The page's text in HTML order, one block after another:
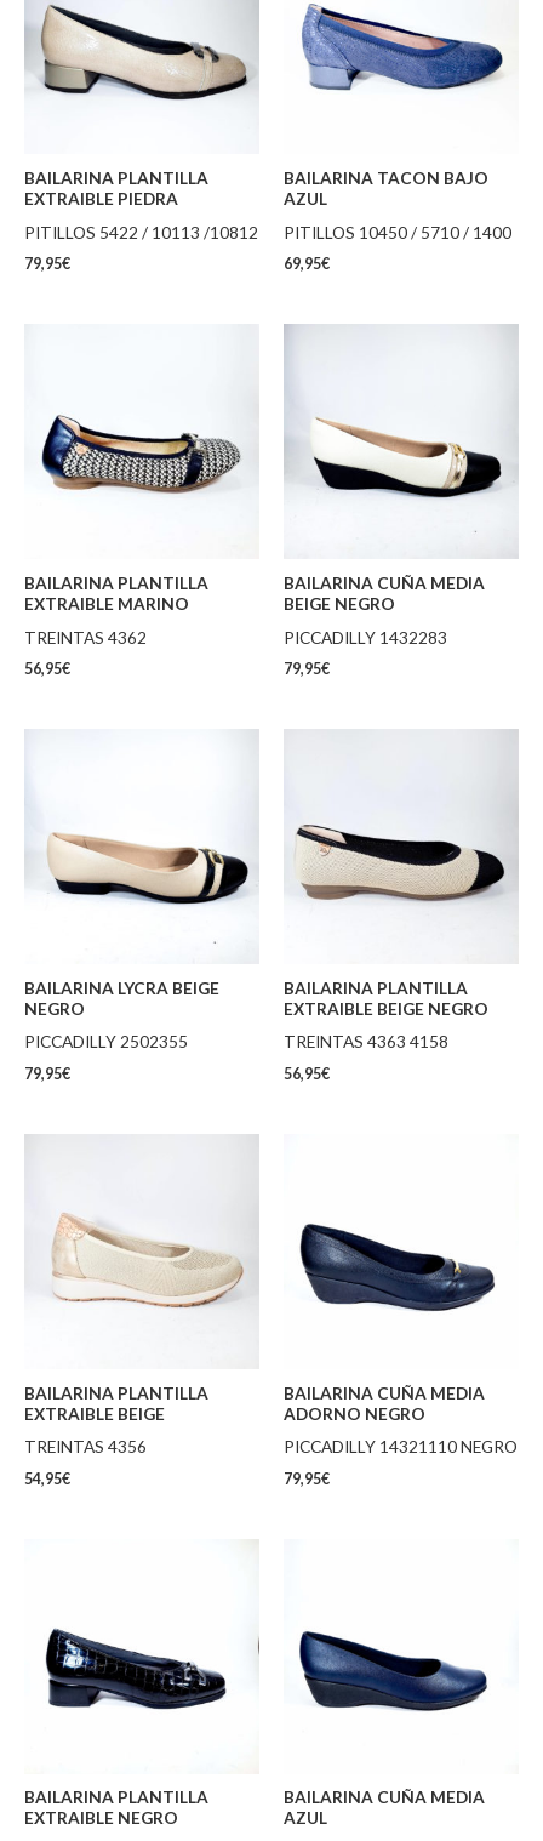
BAILARINA PLANTILLA
EXTRAIBLE PIEDRA
PITILLOS 5422 / 10113 /10812
79,95€
BAILARINA TACON BAJO
AZUL
PITILLOS 10450 / 5710 / 1400
69,95€
BAILARINA PLANTILLA
EXTRAIBLE MARINO
TREINTAS 4362
56,95€
BAILARINA CUÑA MEDIA
BEIGE NEGRO
PICCADILLY 1432283
79,95€
BAILARINA LYCRA BEIGE
NEGRO
PICCADILLY 2502355
79,95€
BAILARINA PLANTILLA
EXTRAIBLE BEIGE NEGRO
TREINTAS 4363 4158
56,95€
BAILARINA PLANTILLA
EXTRAIBLE BEIGE
TREINTAS 4356
54,95€
BAILARINA CUÑA MEDIA
ADORNO NEGRO
PICCADILLY 14321110 NEGRO
79,95€
BAILARINA PLANTILLA
EXTRAIBLE NEGRO
BAILARINA CUÑA MEDIA
AZUL